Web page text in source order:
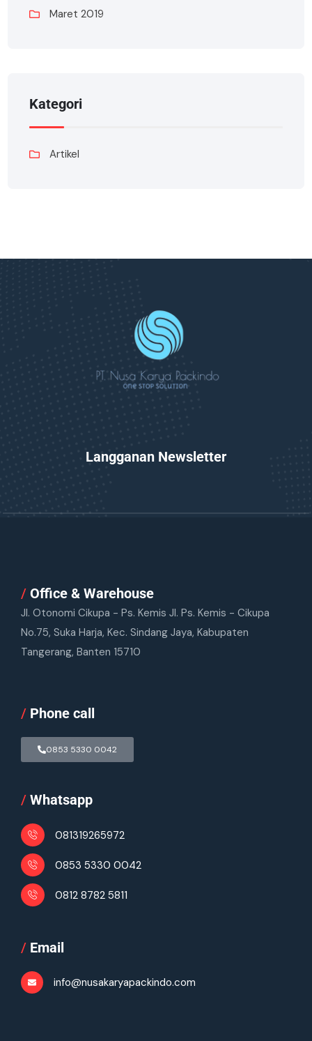
Maret 2019
Kategori
Artikel
Langganan Newsletter
/ Office & Warehouse
Jl. Otonomi Cikupa - Ps. Kemis Jl. Ps. Kemis - Cikupa
No.75, Suka Harja, Kec. Sindang Jaya, Kabupaten
Tangerang, Banten 15710
/ Phone call
0853 5330 0042
/ Whatsapp
081319265972
0853 5330 0042
0812 8782 5811
/ Email
info@nusakaryapackindo.com